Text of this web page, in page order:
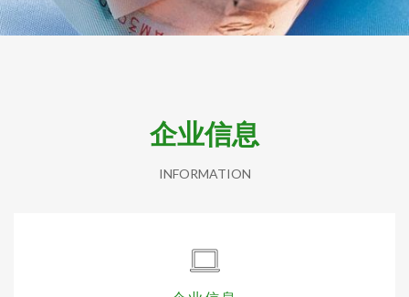
企业信息
INFORMATION